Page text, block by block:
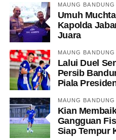
MAUNG BANDUNG
Umuh
Kapolda
Juara
MAUNG BANDUNG
Lalui Duel
Persib
Piala
MAUNG BANDUNG
Kian
Gangguan
Siap Tempur